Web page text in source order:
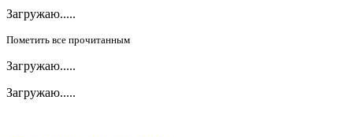
Загружаю.....
Пометить все прочитанным
Загружаю.....
Загружаю.....